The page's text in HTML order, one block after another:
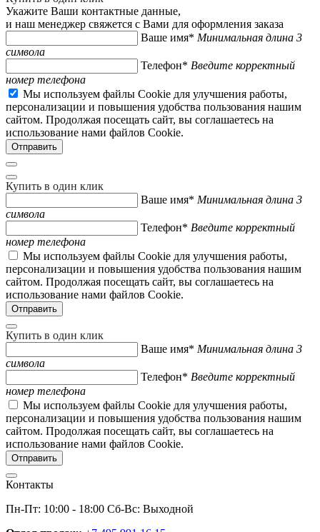
Укажите Ваши контактные данные,
и наш менеджер свяжется с Вами для оформления заказа
Ваше имя* Минимальная длина 3
символа
Телефон* Введите корректный
номер телефона
Мы используем файлы Cookie для улучшения работы,
персонализации и повышения удобства пользования нашим
сайтом. Продолжая посещать сайт, вы соглашаетесь на
использование нами файлов Cookie.
Купить в один клик
Ваше имя* Минимальная длина 3
символа
Телефон* Введите корректный
номер телефона
Мы используем файлы Cookie для улучшения работы,
персонализации и повышения удобства пользования нашим
сайтом. Продолжая посещать сайт, вы соглашаетесь на
использование нами файлов Cookie.
Купить в один клик
Ваше имя* Минимальная длина 3
символа
Телефон* Введите корректный
номер телефона
Мы используем файлы Cookie для улучшения работы,
персонализации и повышения удобства пользования нашим
сайтом. Продолжая посещать сайт, вы соглашаетесь на
использование нами файлов Cookie.
Контакты
Пн-Пт: 10:00 - 18:00 Сб-Вс: Выходной